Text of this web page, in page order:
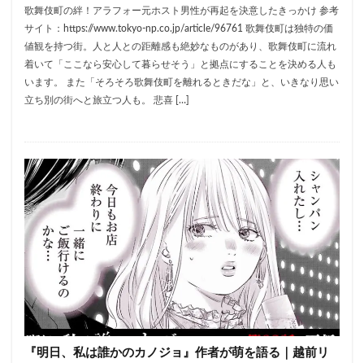
歌舞伎町の絆！アラフォー元ホスト男性が再起を決意したきっかけ 参考
サイト：https://www.tokyo-np.co.jp/article/96761 歌舞伎町は独特の価
値観を持つ街。人と人との距離感も絶妙なものがあり、歌舞伎町に流れ
着いて「ここなら安心して暮らせそう」と拠点にすることを決める人も
います。 また「そろそろ歌舞伎町を離れるときだな」と、いきなり思い
立ち別の街へと旅立つ人も。 悲喜 […]
『明日、私は誰かのカノジョ』作者が萌を語る｜越前リ